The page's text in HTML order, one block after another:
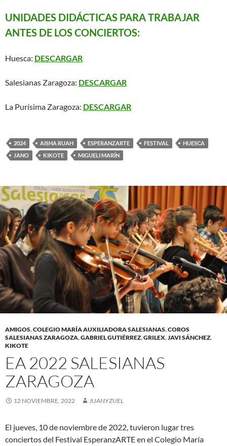
UNIDADES DIDÁCTICAS PARA TRABAJAR
ANTES DE LOS CONCIERTOS:
Huesca: DESCARGAR
Salesianas Zaragoza: DESCARGAR
La Purísima Zaragoza: DESCARGAR
2024 AISHA RUAH ESPERANZARTE FESTIVAL
HUESCA
JANO
KIKOTE MIGUELI MARÍN
AMIGOS,COLEGIO MARÍA AUXILIADORA SALESIANAS,COROS
SALESIANAS ZARAGOZA,GABRIEL GUTIÉRREZ,GRILEX,JAVI SÁNCHEZ,
KIKOTE
EA 2022 SALESIANAS
ZARAGOZA
12 NOVIEMBRE, 2022 JUANYZUEL
El jueves, 10 de noviembre de 2022, tuvieron lugar tres
conciertos del Festival EsperanzARTE en el Colegio María